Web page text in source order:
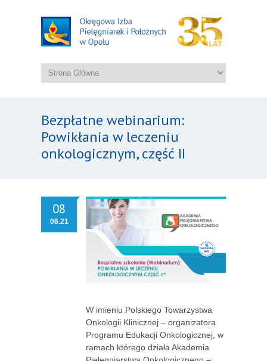
Bezpłatne webinarium:
Powikłania w leczeniu
onkologicznym, część II
08
06.21
W imieniu Polskiego Towarzystwa
Onkologii Klinicznej – organizatora
Programu Edukacji Onkologicznej, w
ramach którego działa Akademia